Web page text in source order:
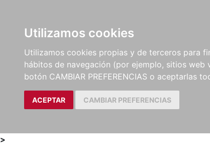
Utilizamos cookies
Utilizamos cookies propias y de terceros para
hábitos de navegación (por ejemplo, sitios web
botón CAMBIAR PREFERENCIAS o aceptarlas
ACEPTAR CAMBIAR PREFERENCIAS
LIBROS
MÉTODOS Y
EJERCICIOS
PARTITURAS Y
CRÍTICAS
>